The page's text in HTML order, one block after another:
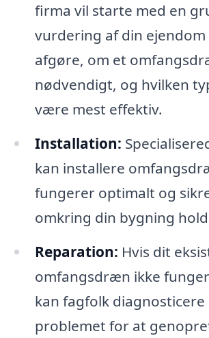
firma vil starte med en
vurdering af din
afgøre, om et
nødvendigt, og hvilken
være mest effektiv.
Installation:
kan installere
fungerer optimalt og
omkring din bygning
Reparation: Hvis dit
omfangsdræn ikke
kan fagfolk
problemet for at